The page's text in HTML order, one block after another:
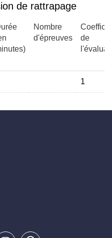
de rattrapage
Nombre
d'épreuves
de
1